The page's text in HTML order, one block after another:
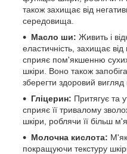
також захищає від
середовища.
Масло ши: Живить і
еластичність, захищає від
сприяє пом'якшенню
шкіри. Воно також
зберегти здоровий вигляд
Гліцерин: Притягує та
сприяє її тривалому
шкіри, роблячи її більш
Молочна кислота:
покращуючи текстуру